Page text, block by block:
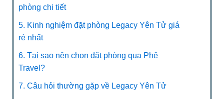
phòng chi tiết
5. Kinh nghiệm đặt phòng Legacy Yên Tử giá
rẻ nhất
6. Tại sao nên chọn đặt phòng qua Phê
Travel?
7. Câu hỏi thường gặp về Legacy Yên Tử